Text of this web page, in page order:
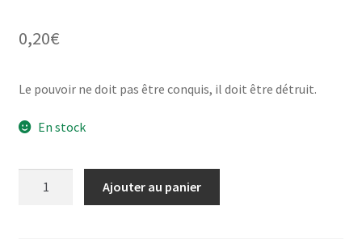
0,20€
Le pouvoir ne doit pas être conquis, il doit être détruit.
En stock
Ajouter au panier